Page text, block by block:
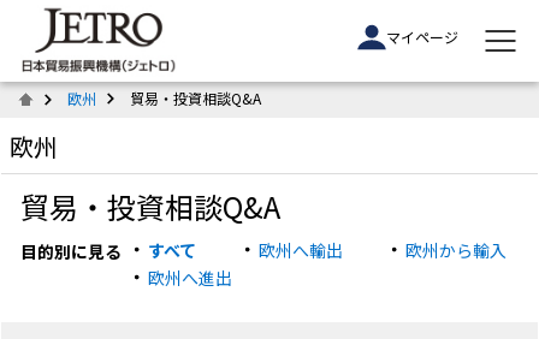
マイページ
欧州 貿易・投資相談Q&A
欧州
貿易・投資相談Q&A
目的別に見る すべて 欧州へ輸出
欧州から輸入
欧州へ進出